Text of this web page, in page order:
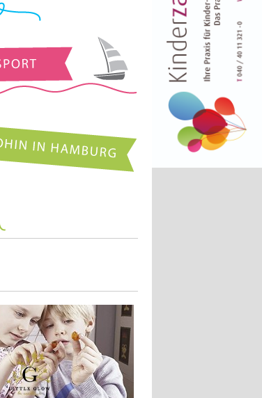
Kurse und Sport
Wohin in Hamburg